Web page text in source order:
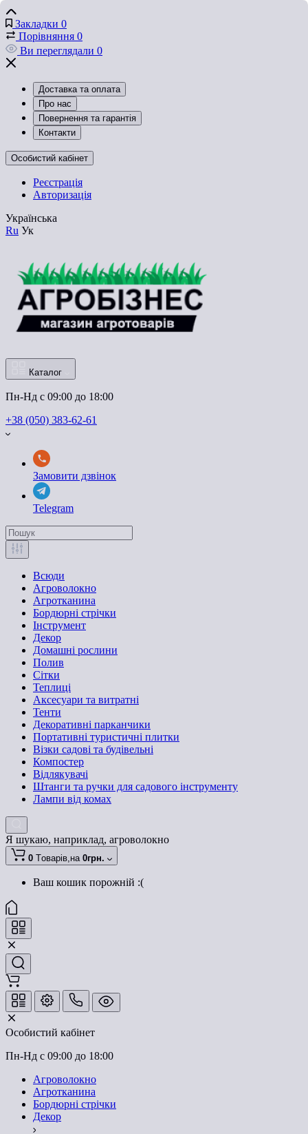
Закладки 0
Порівняння 0
Ви переглядали 0
Доставка та оплата
Про нас
Повернення та гарантія
Контакти
Особистий кабінет
Реєстрація
Авторизація
Українська
Ru Ук
Каталог
Пн-Нд с 09:00 до 18:00
+38 (050) 383-62-61
Замовити дзвінок
Telegram
Всюди
Агроволокно
Агротканина
Бордюрні стрічки
Інструмент
Декор
Домашні рослини
Полив
Сітки
Теплиці
Аксесуари та витратні
Тенти
Декоративні парканчики
Портативні туристичні плитки
Візки садові та будівельні
Компостер
Відлякувачі
Штанги та ручки для садового інструменту
Лампи від комах
Я шукаю, наприклад, агроволокно
0 Tоварів,на 0грн.
Ваш кошик порожній :(
Особистий кабінет
Пн-Нд с 09:00 до 18:00
Агроволокно
Агротканина
Бордюрні стрічки
Декор